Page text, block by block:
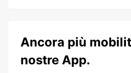
Ancora più
nostre App.